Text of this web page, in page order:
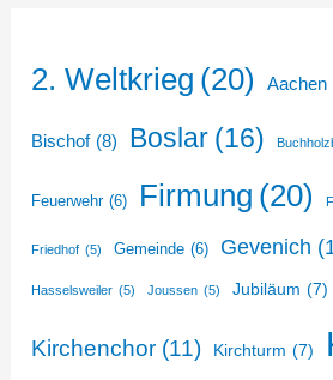
2. Weltkrieg (20) Aachen
Bischof (8) Boslar (16)
Feuerwehr (6) Firmung (20)
Friedhof (5) Gemeinde (6) Gevenich
Hasselsweiler (5) Joussen (5) Jubiläum (7)
Kirchenchor (11) Kirchturm (7)